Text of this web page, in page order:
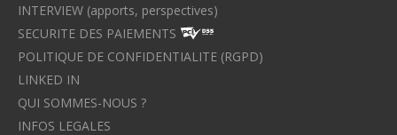
INTERVIEW (apports, perspectives)
SECURITE DES PAIEMENTS
POLITIQUE DE CONFIDENTIALITE (RGPD)
LINKED IN
QUI SOMMES-NOUS ?
INFOS LEGALES